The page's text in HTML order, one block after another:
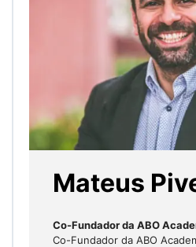
Mateus
Co-Fundador da ABO
Co-Fundador da ABO